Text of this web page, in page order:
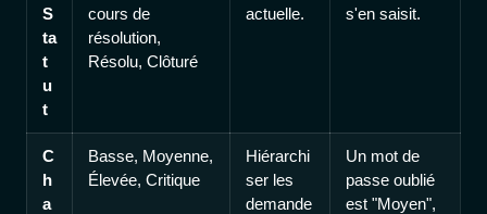
S
ta
t
u
t
cours de
résolution,
Résolu, Clôturé
actuelle.
s'en saisit.
C
h
a
Basse, Moyenne,
Élevée, Critique
Hiérarchi
ser les
demande
Un mot de
passe oublié
est "Moyen",